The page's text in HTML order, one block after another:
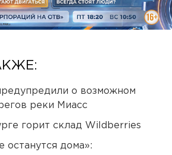
о возможном
реки Миасс
горит склад Wildberries
останутся дома»: